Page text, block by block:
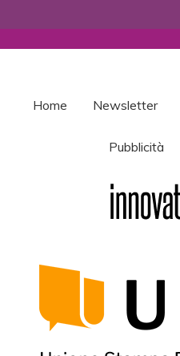
Home Newsletter
Pubblicità